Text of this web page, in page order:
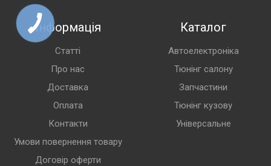
Інформація
Статті
Про нас
Доставка
Оплата
Контакти
Умови повернення товару
Договір оферти
Каталог
Автоелектроніка
Тюнінг салону
Запчастини
Тюнінг кузову
Універсальне